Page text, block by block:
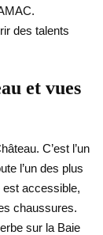
des talents
et vues
C’est l’un
l’un des plus
est accessible,
chaussures.
sur la Baie